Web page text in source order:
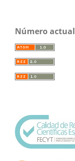
Número actual